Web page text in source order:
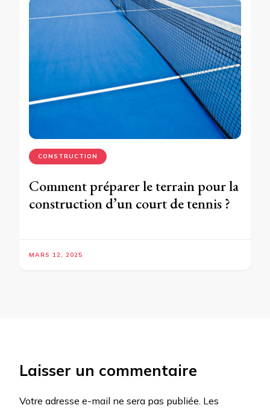
CONSTRUCTION
Comment préparer le terrain pour la
construction d’un court de tennis ?
MARS 12, 2025
Laisser un commentaire
Votre adresse e-mail ne sera pas publiée. Les